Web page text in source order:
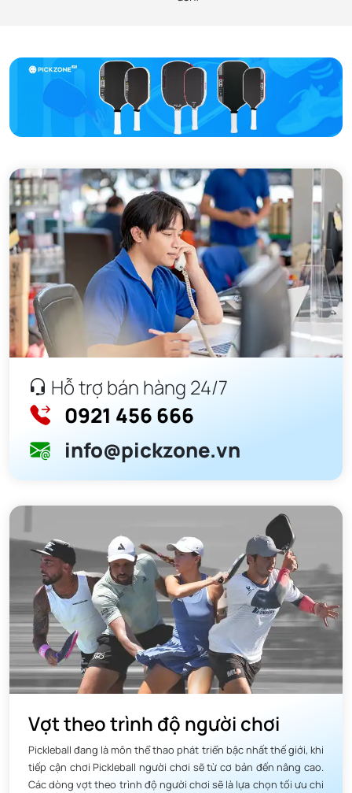
Hỗ trợ bán hàng 24/7
0921 456 666
info@pickzone.vn
Vợt theo trình độ người chơi
Pickleball đang là môn thể thao phát triển bậc nhất thế giới, khi
tiếp cận chơi Pickleball người chơi sẽ từ cơ bản đến nâng cao.
Các dòng vợt theo trình độ người chơi sẽ là lựa chọn tối ưu chi